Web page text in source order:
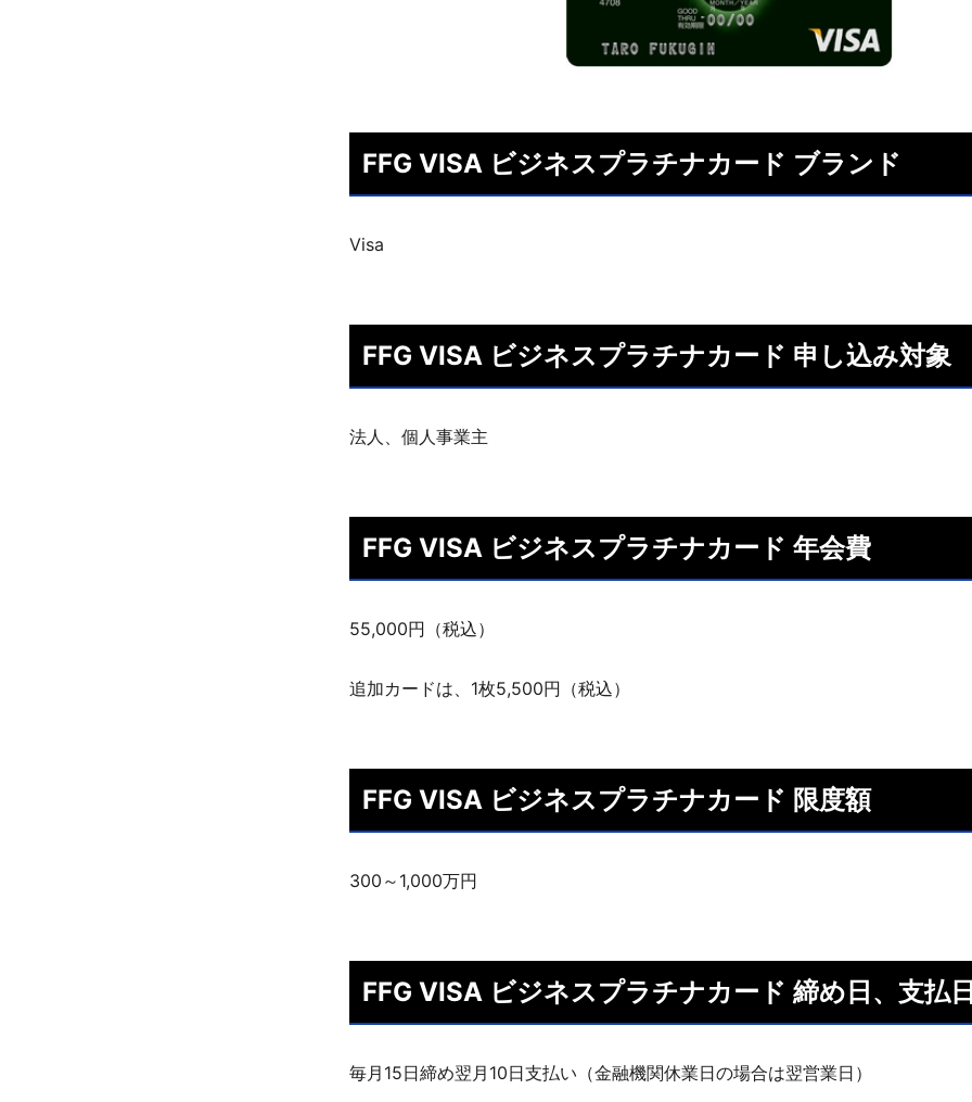
FFG VISA ビジネスプラチナカード ブランド
Visa
FFG VISA ビジネスプラチナカード 申し込み対象
法人、個人事業主
FFG VISA ビジネスプラチナカード 年会費
55,000円（税込）
追加カードは、1枚5,500円（税込）
FFG VISA ビジネスプラチナカード 限度額
300～1,000万円
FFG VISA ビジネスプラチナカード 締め日、支払
毎月15日締め翌月10日支払い（金融機関休業日の場合は翌営業日）